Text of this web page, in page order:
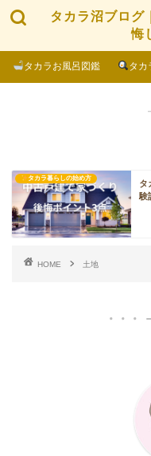
タカラ沼ブログ
悔
タカラお風呂図鑑 タカ
タカラ暮らしの始め方
タ
験
HOME 土地